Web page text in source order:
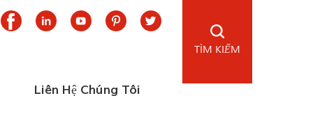
TÌM KIẾM
Liên Hệ Chúng Tôi